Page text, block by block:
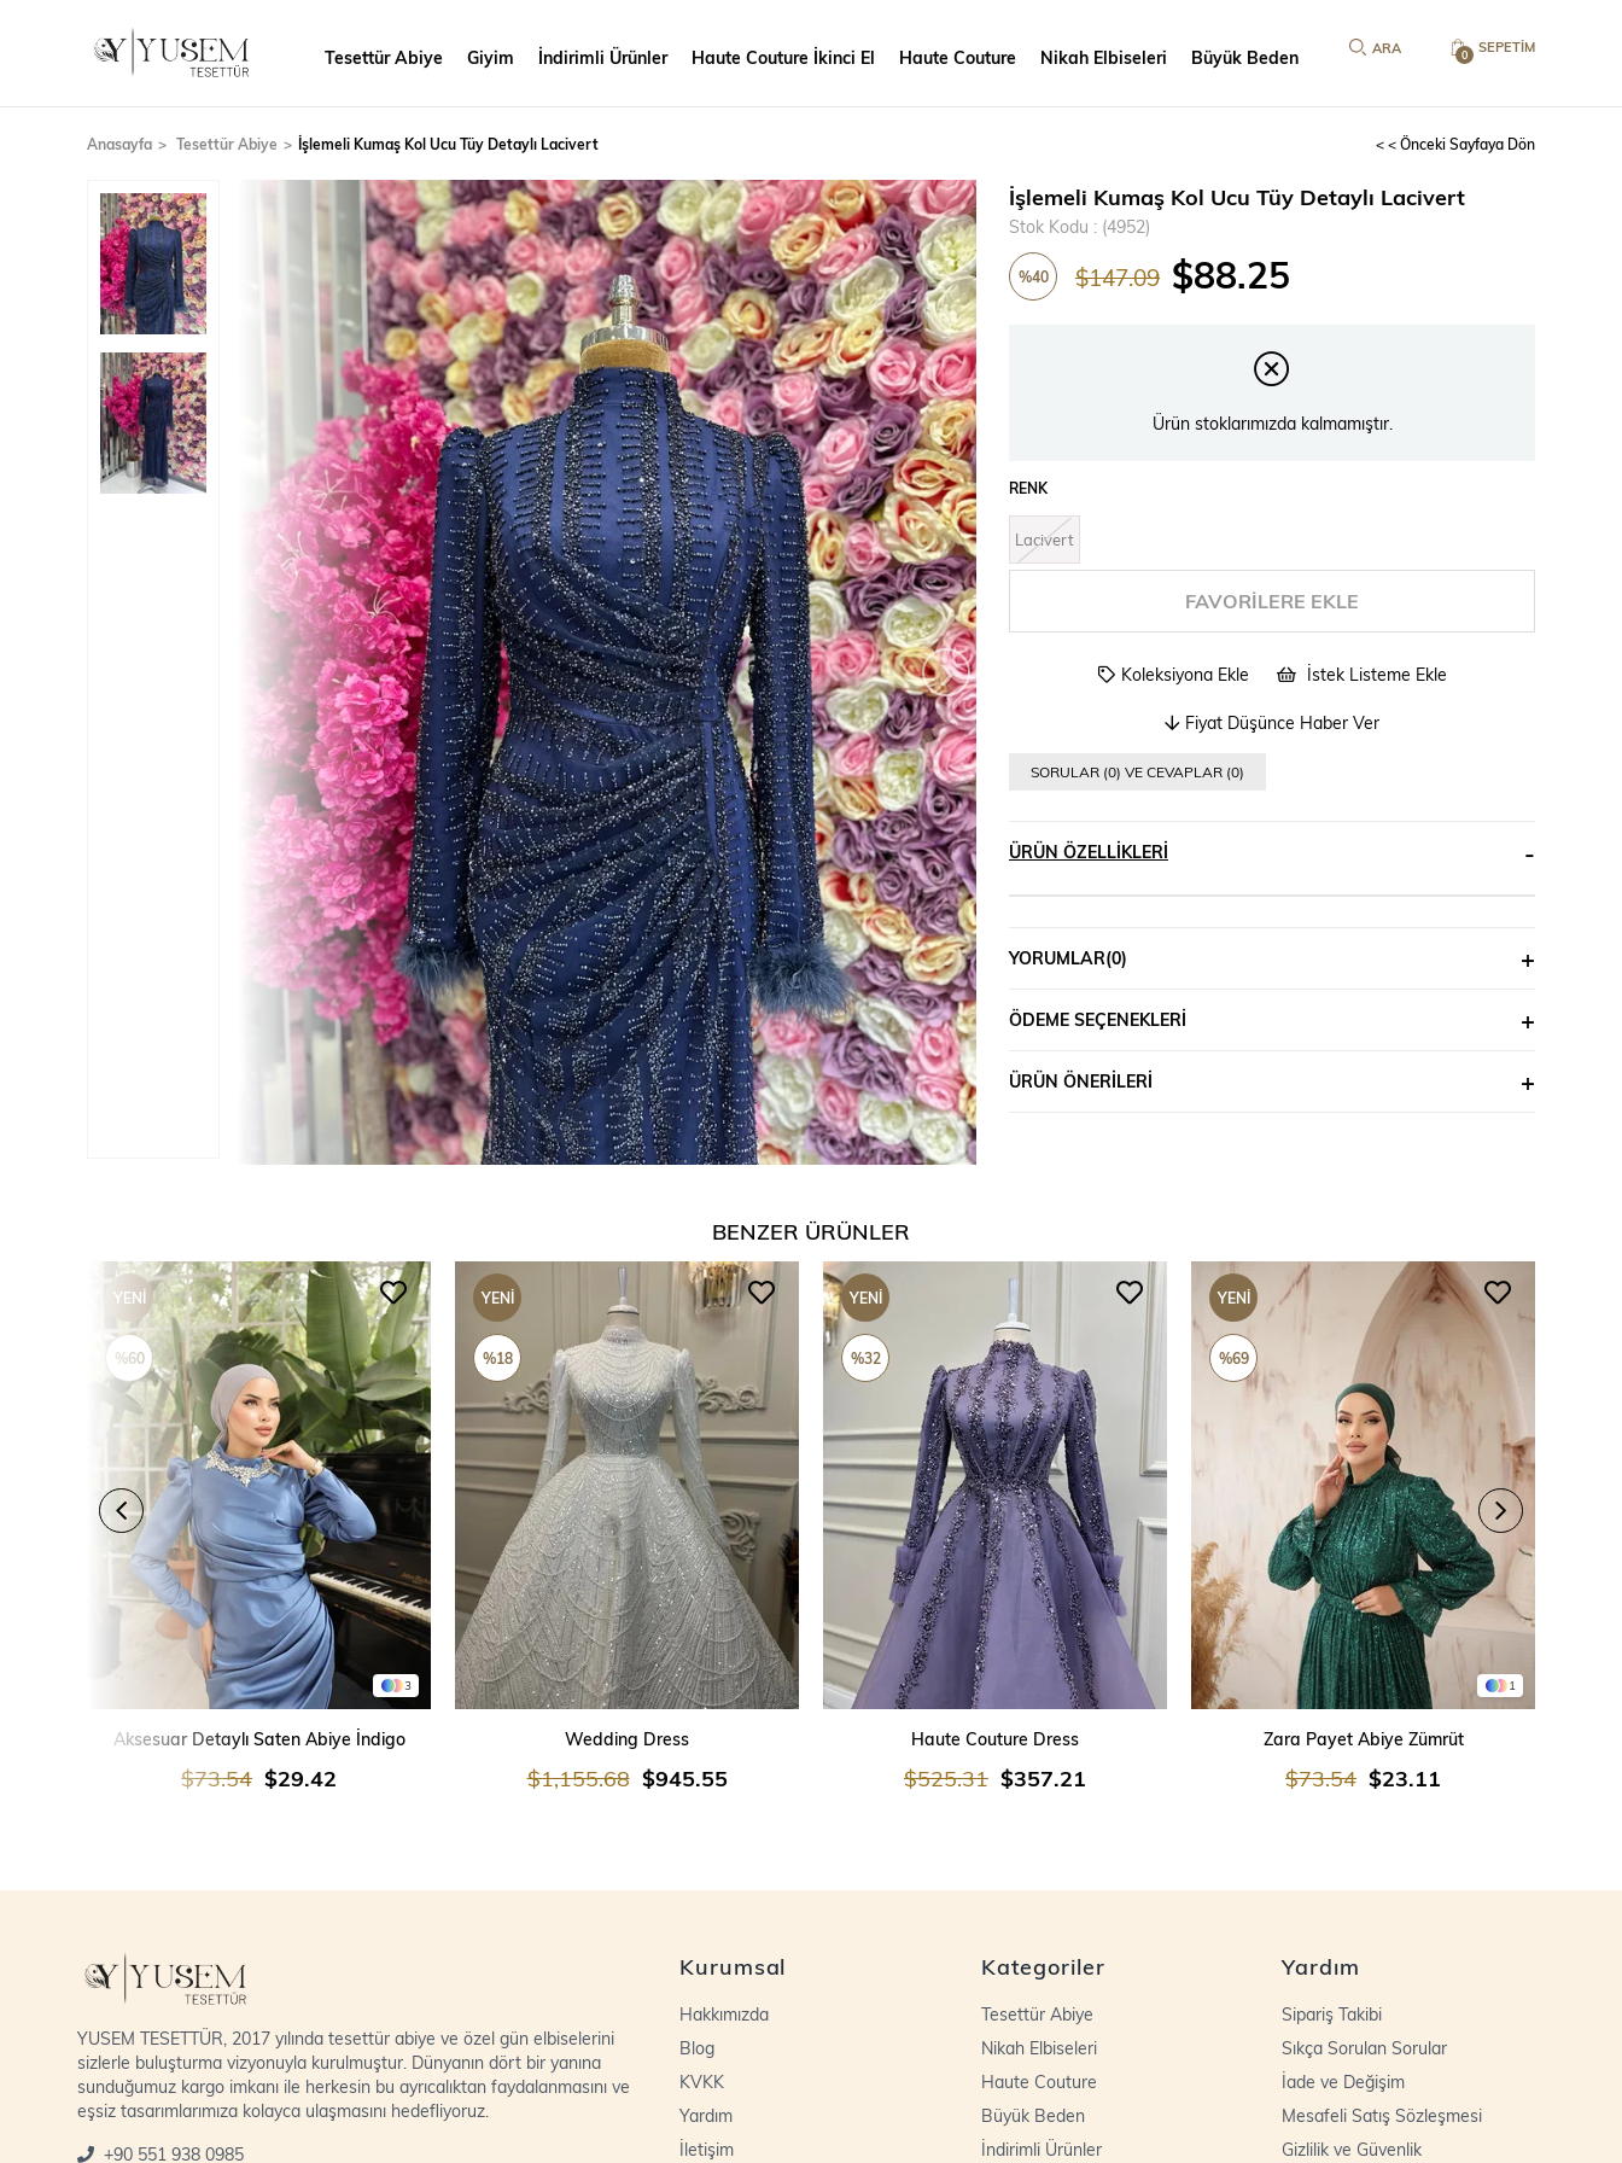
SEPETIM
0
Tesettür Abiye Giyim İndirimli Ürünler Haute Couture İkinci El Haute Couture Nikah Elbiseleri Büyük Beden
Anasayfa Tesettür Abiye İşlemeli Kumaş Kol Ucu Tüy Detaylı Lacivert < < Önceki Sayfaya Dön
›
İşlemeli Kumaş Kol Ucu Tüy Detaylı Lacivert
Stok Kodu (4952)
%40 $147.09 $88.25
Ürün stoklarımızda kalmamıştır.
RENK
Lacivert
FAVORILERE EKLE
Koleksiyona Ekle İstek Listeme Ekle
Fiyat Düşünce Haber Ver
SORULAR (0) VE CEVAPLAR (0)
ÜRÜN ÖZELLIKLERI
YORUMLAR(0)
ÖDEME SEÇENEKLERI
ÜRÜN ÖNERILERI
BENZER ÜRÜNLER
3
Aksesuar Detaylı Saten Abiye İndigo
$29.42
$73.54
YENI
ÜRÜN
%60
Wedding Dress
$945.55
$1,155.68
YENI
ÜRÜN
%18
Haute Couture Dress
$357.21
$525.31
YENI
ÜRÜN
%32
1
Zara Payet Abiye Zümrüt
$23.11
$73.54
YENI
ÜRÜN
%69
YUSEM TESETTÜR, 2017 yılında tesettür abiye ve özel gün elbiselerini
sizlerle buluşturma vizyonuyla kurulmuştur. Dünyanın dört bir yanına
sunduğumuz kargo imkanı ile herkesin bu ayrıcalıktan faydalanmasını ve
eşsiz tasarımlarımıza kolayca ulaşmasını hedefliyoruz.
+90 551 938 0985
Kurumsal
Hakkımızda
Blog
KVKK
Yardım
İletişim
Kategoriler
Tesettür Abiye
Nikah Elbiseleri
Haute Couture
Büyük Beden
İndirimli Ürünler
Yardım
Sipariş Takibi
Sıkça Sorulan Sorular
İade ve Değişim
Mesafeli Satış Sözleşmesi
Gizlilik ve Güvenlik